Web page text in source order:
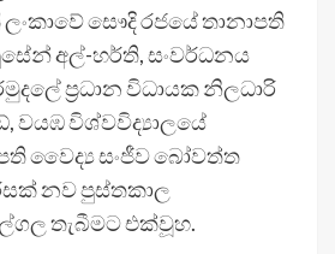
ලංකාවේ සෞදි රජයේ තානාපති
අල්-හර්ති, සංවර්ධනය
ප්‍රධාන විධායක නිලධාරි
වයඹ විශ්වවිද්‍යාලයේ
වෛද්‍ය සංජීව බෝවත්ත
නව පුස්තකාල
තැබීමට එක්වූහ.